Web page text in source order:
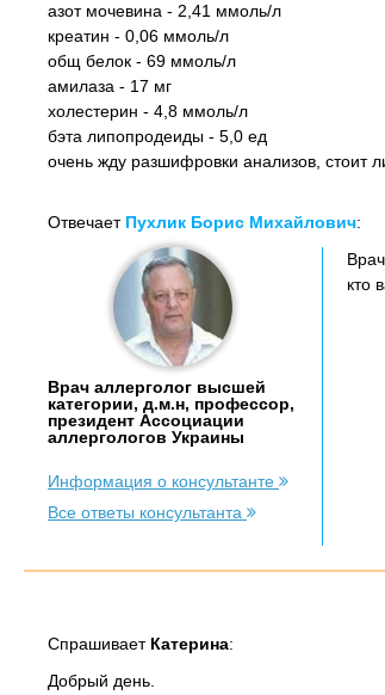
азот мочевина - 2,41 ммоль/л
креатин - 0,06 ммоль/л
общ белок - 69 ммоль/л
амилаза - 17 мг
холестерин - 4,8 ммоль/л
бэта липопродеиды - 5,0 ед
очень жду разшифровки анализов, стоит
Отвечает Пухлик Борис Михайлович:
Врач аллерголог высшей
категории, д.м.н, профессор,
президент Ассоциации
аллергологов Украины
Информация о консультанте
Все ответы консультанта
кто
Спрашивает Катерина:
Добрый день.